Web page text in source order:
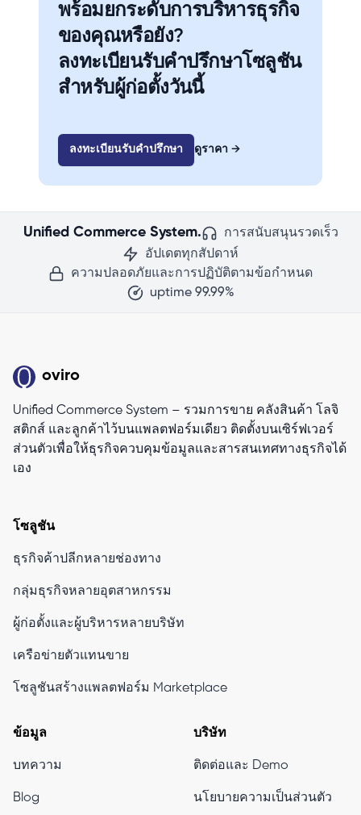
พร้อมยกระดับการบริหารธุรกิจ
ของคุณหรือยัง?
ลงทะเบียนรับคำปรึกษาโซลูชัน
สำหรับผู้ก่อตั้งวันนี้
ลงทะเบียนรับคำปรึกษา ดูราคา →
Unified Commerce System.
การสนับสนุนรวดเร็ว
อัปเดตทุกสัปดาห์
ความปลอดภัยและการปฏิบัติตามข้อกำหนด
uptime 99.99%
oviro
Unified Commerce System – รวมการขาย คลังสินค้า โลจิ
สติกส์ และลูกค้าไว้บนแพลตฟอร์มเดียว ติดตั้งบนเซิร์ฟเวอร์
ส่วนตัวเพื่อให้ธุรกิจควบคุมข้อมูลและสารสนเทศทางธุรกิจได้
เอง
โซลูชัน
ธุรกิจค้าปลีกหลายช่องทาง
กลุ่มธุรกิจหลายอุตสาหกรรม
ผู้ก่อตั้งและผู้บริหารหลายบริษัท
เครือข่ายตัวแทนขาย
โซลูชันสร้างแพลตฟอร์ม Marketplace
ข้อมูล
บทความ
Blog
บริษัท
ติดต่อและ Demo
นโยบายความเป็นส่วนตัว